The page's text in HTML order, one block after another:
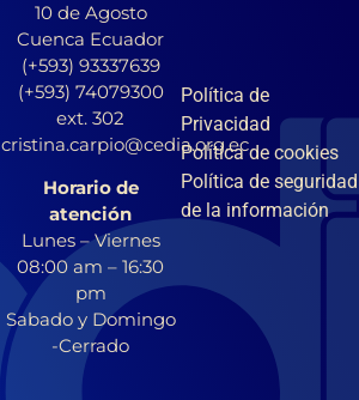
10 de Agosto
Cuenca Ecuador
(+593) 93337639
(+593) 74079300
ext. 302
cristina.carpio@cedia.org.ec
Horario de
atención
Lunes – Viernes
08:00 am – 16:30
pm
Sabado y Domingo
-Cerrado
Política de
Privacidad
Política de cookies
Política de seguridad
de la información